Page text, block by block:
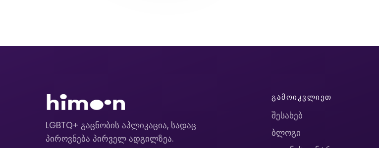
LGBTQ+ გაცნობის აპლიკაცია, სადაც
პიროვნება პირველ ადგილზეა.
ᲒᲐᲛᲝᲘᲙᲕᲚᲘᲔᲗ
შესახებ
ბლოგი